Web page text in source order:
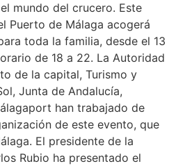
mundo del crucero. Este
Puerto de Málaga acogerá
toda la familia, desde el 13
de 18 a 22. La Autoridad
de la capital, Turismo y
Junta de Andalucía,
han trabajado de
de este evento, que
El presidente de la
Rubio ha presentado el